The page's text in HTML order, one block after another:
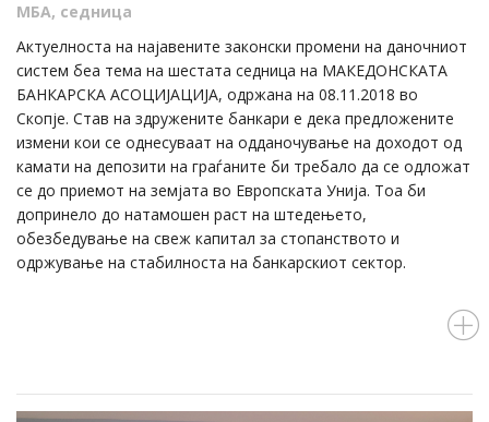
МБА, седница
Актуелноста на најавените законски промени на даночниот
систем беа тема на шестата седница на МАКЕДОНСКАТА
БАНКАРСКА АСОЦИЈАЦИЈА, одржана на 08.11.2018 во
Скопје. Став на здружените банкари е дека предложените
измени кои се однесуваат на одданочување на доходот од
камати на депозити на граѓаните би требало да се одложат
се до приемот на земјата во Европската Унија. Тоа би
допринело до натамошен раст на штедењето,
обезбедување на свеж капитал за стопанството и
одржување на стабилноста на банкарскиот сектор.